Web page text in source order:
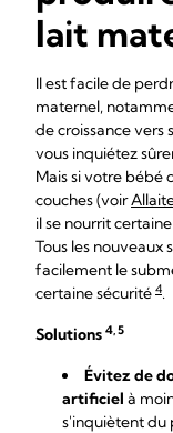
lait
Il est facile de
maternel,
de croissance vers
vous inquiétez
Mais si votre bébé
couches (voir
il se nourrit
Tous les nouveaux
facilement le
certaine sécurité 4.
Solutions 4, 5
Évitez de
artificiel à
s'inquiètent du